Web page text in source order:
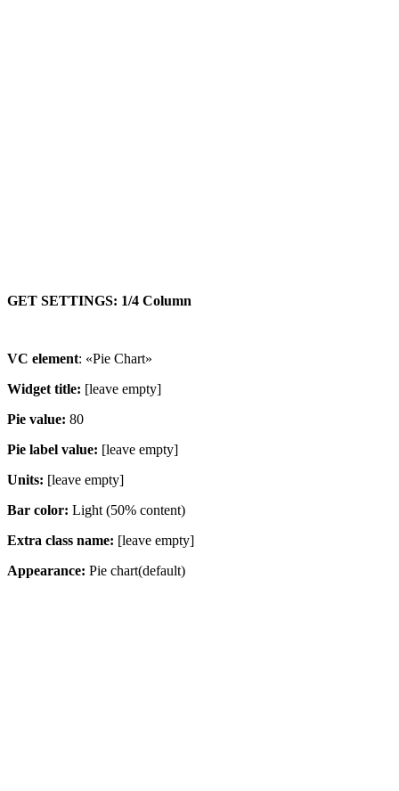
GET SETTINGS: 1/4 Column
VC element: «Pie Chart»
Widget title: [leave empty]
Pie value: 80
Pie label value: [leave empty]
Units: [leave empty]
Bar color: Light (50% content)
Extra class name: [leave empty]
Appearance: Pie chart(default)